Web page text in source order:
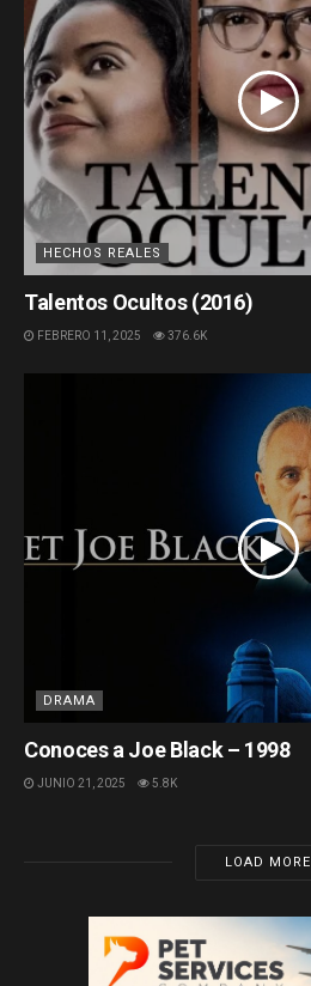
HECHOS REALES
Talentos Ocultos (2016)
FEBRERO 11, 2025 376.6K
DRAMA
Conoces a Joe Black – 1998
JUNIO 21, 2025 5.8K
LOAD MORE